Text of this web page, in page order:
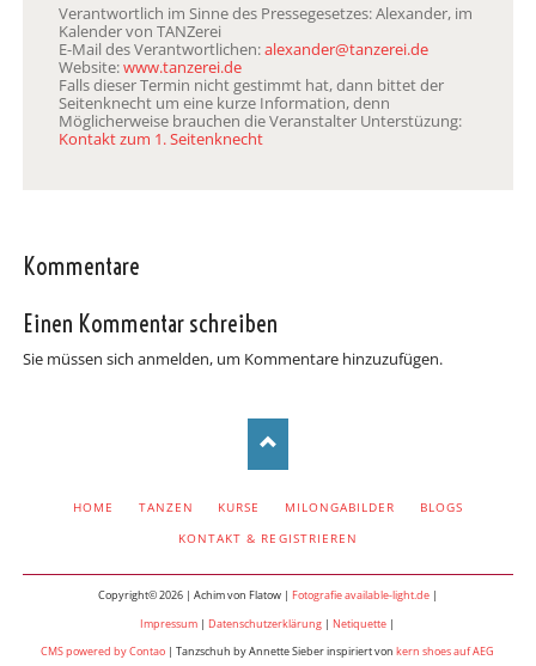
Verantwortlich im Sinne des Pressegesetzes: Alexander, im
Kalender von TANZerei
E-Mail des Verantwortlichen:alexander@tanzerei.de
Website:www.tanzerei.de
Falls dieser Termin nicht gestimmt hat, dann bittet der
Seitenknecht um eine kurze Information, denn
Möglicherweise brauchen die Veranstalter Unterstüzung:
Kontakt zum 1. Seitenknecht
Kommentare
Einen Kommentar schreiben
Sie müssen sich anmelden, um Kommentare hinzuzufügen.
HOME TANZEN KURSE MILONGABILDER
BLOGS
KONTAKT & REGISTRIEREN
Copyright© 2026 | Achim von Flatow | Fotografie available-light.de|
Impressum |Datenschutzerklärung |Netiquette |
CMS powered by Contao | Tanzschuh by Annette Sieber inspiriert vonkern shoes auf AEG